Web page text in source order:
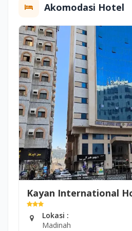
Akomodasi Hotel
Kayan International
Lokasi :
Madinah